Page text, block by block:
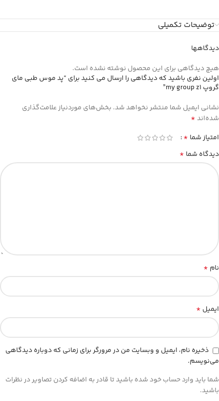
توضیحات تکمیلی
دیدگاهها
هیچ دیدگاهی برای این محصول نوشته نشده است.
اولین نفری باشید که دیدگاهی را ارسال می کنید برای “پد موس طبی مای
گروپ my group z1”
نشانی ایمیل شما منتشر نخواهد شد. بخش‌های موردنیاز علامت‌گذاری
شده‌اند*
امتیاز شما *
دیدگاه شما *
نام *
ایمیل *
ذخیره نام، ایمیل و وبسایت من در مرورگر برای زمانی که دوباره دیدگاهی
می‌نویسم.
شما باید وارد حساب خود شده باشید تا قادر به اضافه کردن تصاویر در نظرات
باشید.